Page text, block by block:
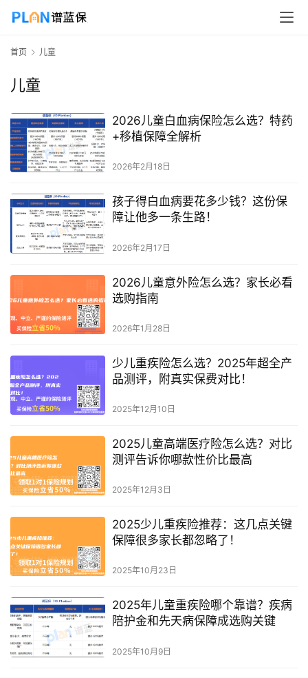
首页 儿童
儿童
2026儿童白血病保险怎么选？特药
+移植保障全解析
2026年2月18日
孩子得白血病要花多少钱？这份保
障让他多一条生路！
2026年2月17日
2026儿童意外险怎么选？家长必看
选购指南
2026年1月28日
少儿重疾险怎么选？2025年超全产
品测评，附真实保费对比！
2025年12月10日
2025儿童高端医疗险怎么选？对比
测评告诉你哪款性价比最高
2025年12月3日
2025少儿重疾险推荐：这几点关键
保障很多家长都忽略了！
2025年10月23日
2025年儿童重疾险哪个靠谱？疾病
陪护金和先天病保障成选购关键
2025年10月9日